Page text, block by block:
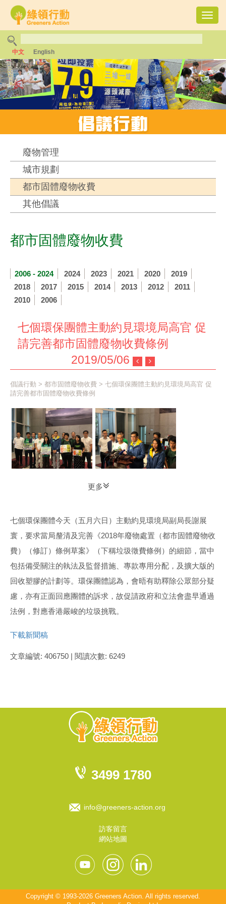
中文 English
廢物管理
城市規劃
都市固體廢物收費
其他倡議
都市固體廢物收費
2006 - 2024 2024 2023 2021 2020
2019
2018
2017 2015 2014 2013 2012
2011
2010
2006
七個環保團體主動約見環境局高官 促
請完善都市固體廢物收費條例
2019/05/06
倡議行動 > 都市固體廢物收費 > 七個環保團體主動約見環境局高官 促
請完善都市固體廢物收費條例
更多
七個環保團體今天（五月六日）主動約見環境局副局長謝展
寰，要求當局釐清及完善《2018年廢物處置（都市固體廢物收
費）（修訂）條例草案》（下稱垃圾徵費條例）的細節，當中
包括備受關注的執法及監督措施、專款專用分配，及擴大版的
回收塑膠的計劃等。環保團體認為，會晤有助釋除公眾部分疑
慮，亦有正面回應團體的訴求，故促請政府和立法會盡早通過
法例，對應香港嚴峻的垃圾挑戰。
下載新聞稿
文章編號: 406750 | 閱讀次數: 6249
3499 1780
info@greeners-action.org
訪客留言
網站地圖
Copyright © 1993-2026 Greeners Action. All rights reserved.